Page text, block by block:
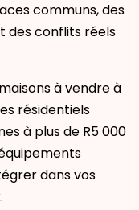
communs, des
des conflits réels
à vendre à
résidentiels
à plus de R5 000
dans vos